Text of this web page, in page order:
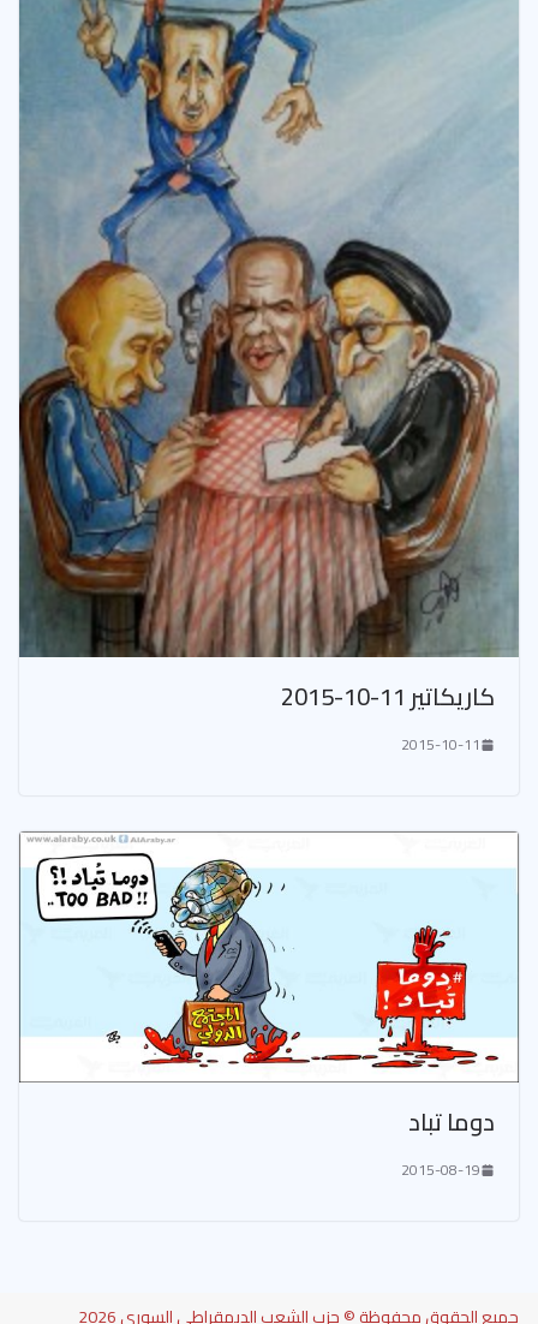
كاريكاتير 11-10-2015
2015-10-11
دوما تباد
2015-08-19
جميع الحقوق محفوظة © حزب الشعب الديمقراطي السوري 2026